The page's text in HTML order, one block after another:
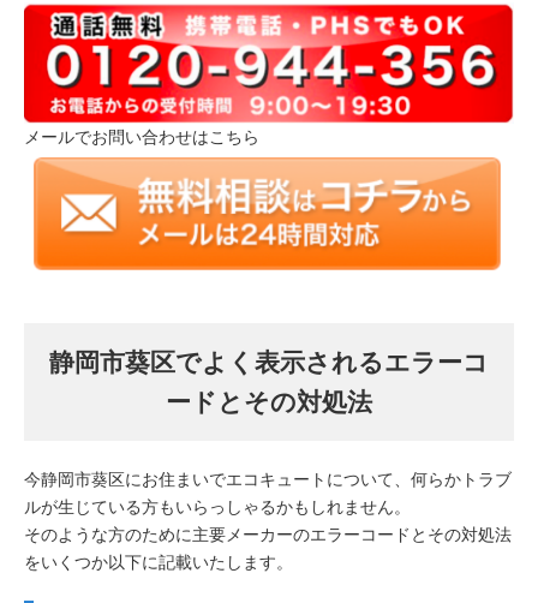
メールでお問い合わせはこちら
静岡市葵区でよく表示されるエラーコ
ードとその対処法
今静岡市葵区にお住まいでエコキュートについて、何らかトラブ
ルが生じている方もいらっしゃるかもしれません。
そのような方のために主要メーカーのエラーコードとその対処法
をいくつか以下に記載いたします。